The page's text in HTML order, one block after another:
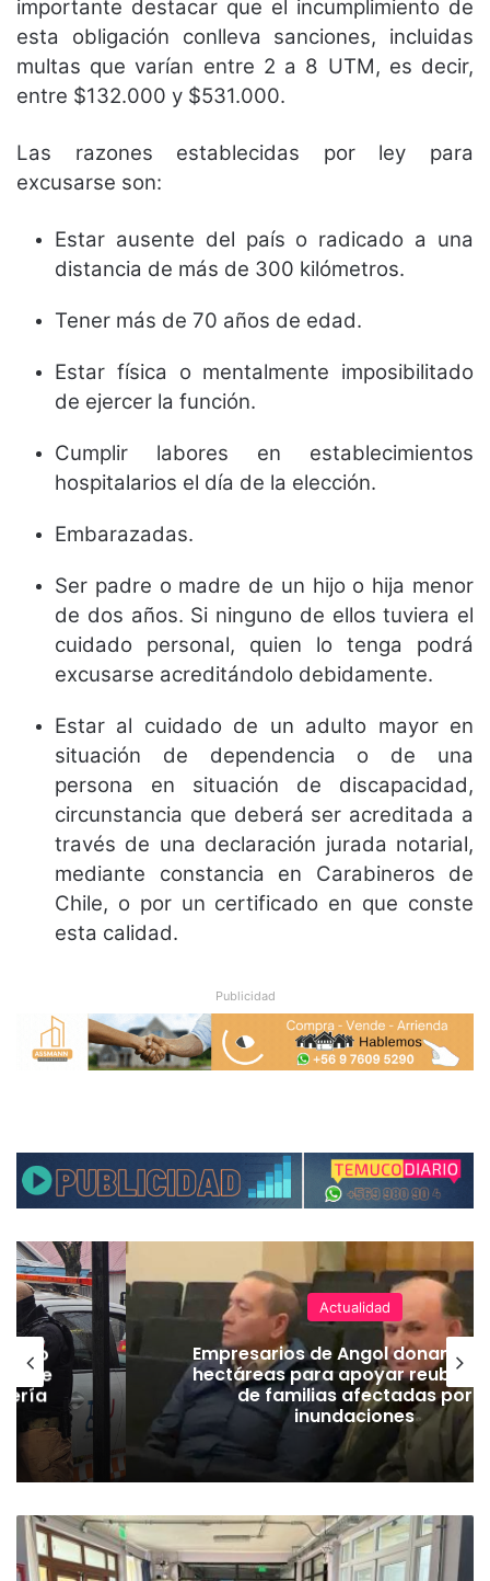
importante destacar que el incumplimiento de
esta obligación conlleva sanciones, incluidas
multas que varían entre 2 a 8 UTM, es decir,
entre $132.000 y $531.000.
Las razones establecidas por ley para
excusarse son:
Estar ausente del país o radicado a una
distancia de más de 300 kilómetros.
Tener más de 70 años de edad.
Estar física o mentalmente imposibilitado
de ejercer la función.
Cumplir labores en establecimientos
hospitalarios el día de la elección.
Embarazadas.
Ser padre o madre de un hijo o hija menor
de dos años. Si ninguno de ellos tuviera el
cuidado personal, quien lo tenga podrá
excusarse acreditándolo debidamente.
Estar al cuidado de un adulto mayor en
situación de dependencia o de una
persona en situación de discapacidad,
circunstancia que deberá ser acreditada a
través de una declaración jurada notarial,
mediante constancia en Carabineros de
Chile, o por un certificado en que conste
esta calidad.
Publicidad
de
Actualidad
Empresarios de Angol donan
hectáreas para apoyar
de familias afectadas por
inundaciones
C
n